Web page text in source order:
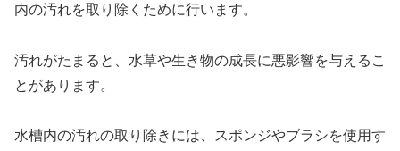
内の汚れを取り除くために行います。
汚れがたまると、水草や生き物の成長に悪影響を与えるこ
とがあります。
水槽内の汚れの取り除きには、スポンジやブラシを使用す